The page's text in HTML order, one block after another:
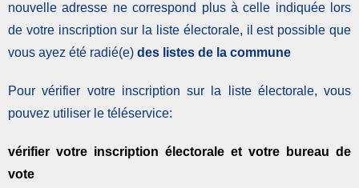
nouvelle adresse ne correspond plus à celle indiquée lors
de votre inscription sur la liste électorale, il est possible que
vous ayez été radié(e) des listes de la commune
Pour vérifier votre inscription sur la liste électorale, vous
pouvez utiliser le téléservice:
vérifier votre inscription électorale et votre bureau de
vote